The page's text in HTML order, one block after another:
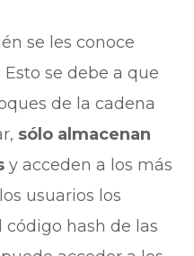
se les conoce
se debe a que
de la cadena
sólo almacenan
y acceden a los más
usuarios los
hash de las